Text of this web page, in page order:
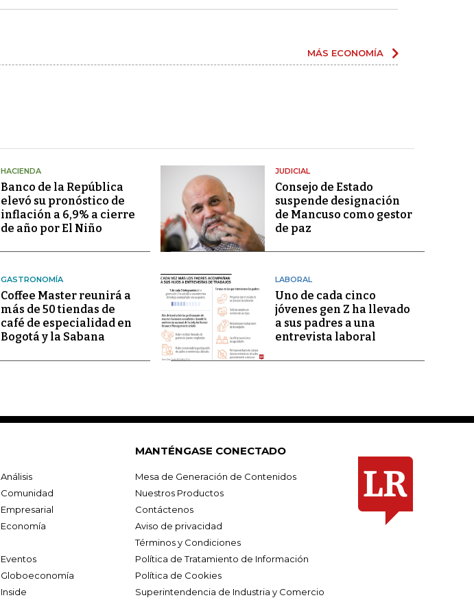
MÁS ECONOMÍA
HACIENDA
Banco de la República
elevó su pronóstico de
inflación a 6,9% a cierre
de año por El Niño
JUDICIAL
Consejo de Estado
suspende designación
de Mancuso como gestor
de paz
GASTRONOMÍA
Coffee Master reunirá a
más de 50 tiendas de
café de especialidad en
Bogotá y la Sabana
LABORAL
Uno de cada cinco
jóvenes gen Z ha llevado
a sus padres a una
entrevista laboral
Análisis
Comunidad
Empresarial
Economía
Eventos
Globoeconomía
Inside
MANTÉNGASE CONECTADO
Mesa de Generación de Contenidos
Nuestros Productos
Contáctenos
Aviso de privacidad
Términos y Condiciones
Política de Tratamiento de Información
Política de Cookies
Superintendencia de Industria y Comercio